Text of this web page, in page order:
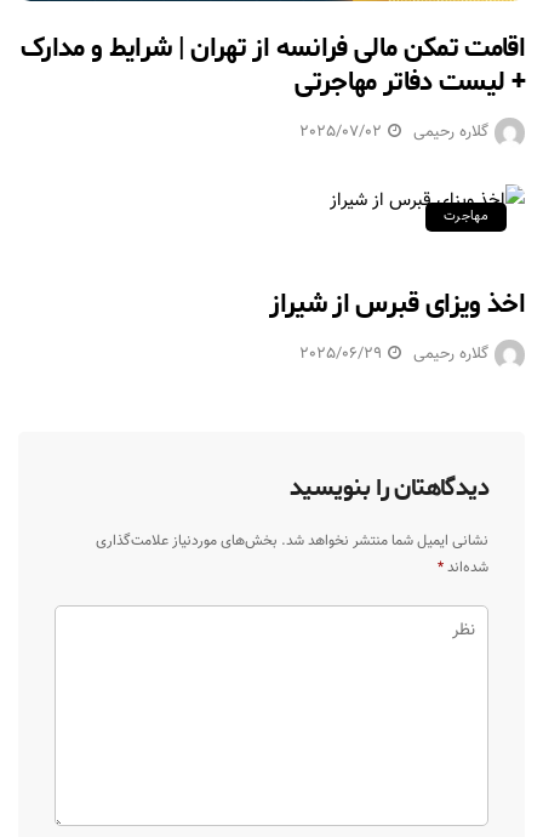
اقامت تمکن مالی فرانسه از تهران | شرایط و مدارک
+ لیست دفاتر مهاجرتی
گلاره رحیمی 2025/07/02
مهاجرت
اخذ ویزای قبرس از شیراز
گلاره رحیمی 2025/06/29
دیدگاهتان را بنویسید
نشانی ایمیل شما منتشر نخواهد شد. بخش‌های موردنیاز علامت‌گذاری
شده‌اند*